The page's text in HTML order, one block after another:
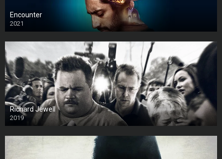
Encounter
2021
Richard Jewell
2019